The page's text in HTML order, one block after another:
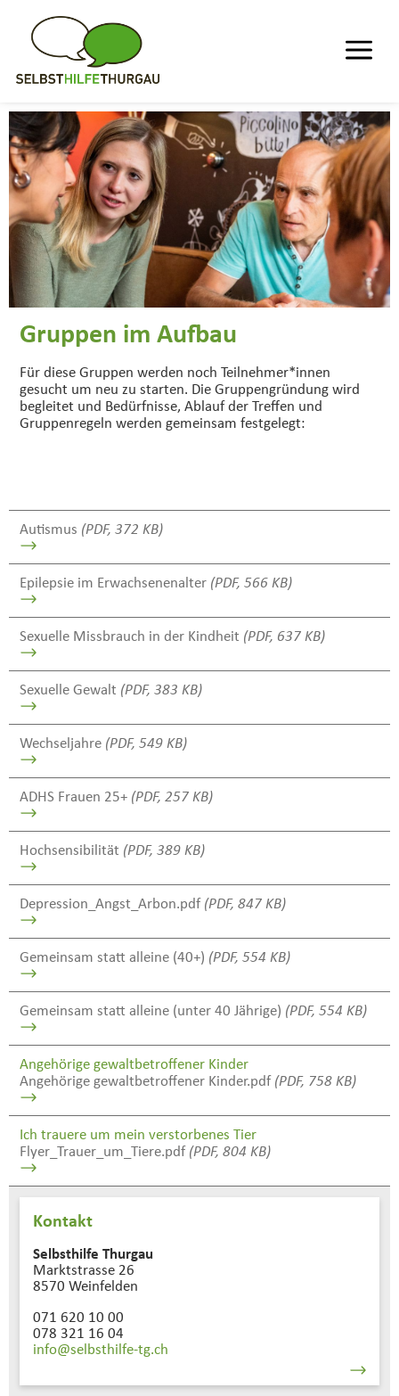
Gruppen im Aufbau
Für diese Gruppen werden noch Teilnehmer*innen
gesucht um neu zu starten. Die Gruppengründung wird
begleitet und Bedürfnisse, Ablauf der Treffen und
Gruppenregeln werden gemeinsam festgelegt:
Autismus (PDF, 372 KB)
Epilepsie im Erwachsenenalter (PDF, 566 KB)
Sexuelle Missbrauch in der Kindheit (PDF, 637 KB)
Sexuelle Gewalt (PDF, 383 KB)
Wechseljahre (PDF, 549 KB)
ADHS Frauen 25+ (PDF, 257 KB)
Hochsensibilität (PDF, 389 KB)
Depression_Angst_Arbon.pdf(PDF, 847 KB)
Gemeinsam statt alleine (40+) (PDF, 554 KB)
Gemeinsam statt alleine (unter 40 Jährige) (PDF, 554 KB)
Angehörige gewaltbetroffener Kinder
Angehörige gewaltbetroffener Kinder.pdf(PDF, 758 KB)
Ich trauere um mein verstorbenes Tier
Flyer_Trauer_um_Tiere.pdf(PDF, 804 KB)
Kontakt
Selbsthilfe Thurgau
Marktstrasse 26
8570 Weinfelden
071 620 10 00
078 321 16 04
info@selbsthilfe-tg.ch